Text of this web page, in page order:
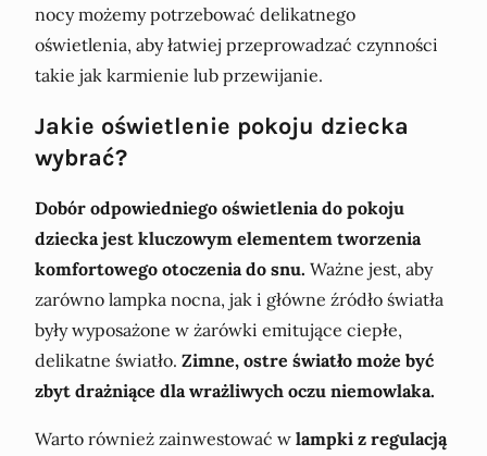
nocy możemy potrzebować delikatnego
oświetlenia, aby łatwiej przeprowadzać czynności
takie jak karmienie lub przewijanie.
Jakie oświetlenie pokoju dziecka
wybrać?
Dobór odpowiedniego oświetlenia do pokoju
dziecka jest kluczowym elementem tworzenia
komfortowego otoczenia do snu. Ważne jest, aby
zarówno lampka nocna, jak i główne źródło światła
były wyposażone w żarówki emitujące ciepłe,
delikatne światło. Zimne, ostre światło może być
zbyt drażniące dla wrażliwych oczu niemowlaka.
Warto również zainwestować w lampki z regulacją